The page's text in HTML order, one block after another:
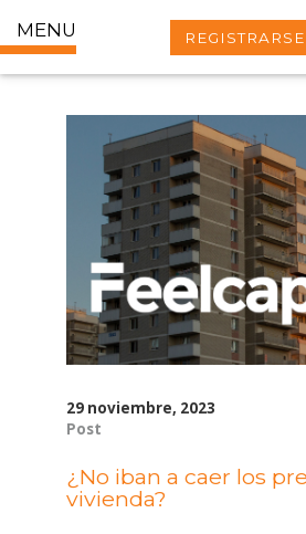
MENU REGISTRARSE
29 noviembre, 2023
Post
¿No iban a caer los
vivienda?